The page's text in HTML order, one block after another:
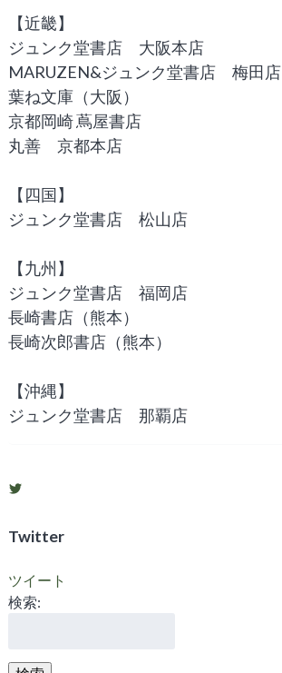
【近畿】
ジュンク堂書店 大阪本店
MARUZEN&ジュンク堂書店 梅田店
葉ね文庫（大阪）
京都岡崎 蔦屋書店
丸善 京都本店
【四国】
ジュンク堂書店 松山店
【九州】
ジュンク堂書店 福岡店
長崎書店（熊本）
長崎次郎書店（熊本）
【沖縄】
ジュンク堂書店 那覇店
の
プ
フ
ィ
ー
で
Twitter
ツイート
検索: